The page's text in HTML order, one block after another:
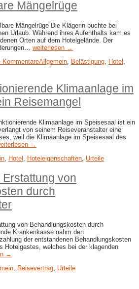
Mängelrüge
Mängelrüge Die Klägerin buchte bei
Urlaub. Während ihres Aufenthalts kam es
Orten auf dem Hotelgelände. Der
weiterlesen →
KommentareAllgemein, Belästigung, Hotel ,
Klimaanlage im
Reisemangel
Klimaanlage im Speisesaal ist ein
von seinem Reiseveranstalter eine
weil die Klimaanlage im Speisesaal des
→
Hotel Hoteleigenschaften Urteile
von
durch
von Behandlungskosten durch
Krankenkasse nahm den
der entstandenen Behandlungskosten
Hotelgastes, welches bei der klagenden
→
Reisevertrag Urteile